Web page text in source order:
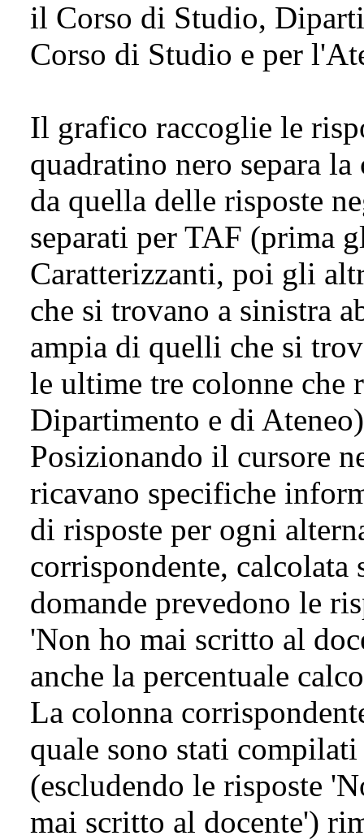
il Corso di Studio,
Corso di Studio e per
Il grafico raccoglie le
quadratino nero separa
da quella delle risposte
separati per TAF (prima
Caratterizzanti, poi gli
che si trovano a sinistra
ampia di quelli che si
le ultime tre colonne
Dipartimento e di
Posizionando il cursore
ricavano specifiche
di risposte per ogni
corrispondente, calcolata
domande prevedono le
'Non ho mai scritto al
anche la percentuale
La colonna
quale sono stati
(escludendo le risposte
mai scritto al docente')